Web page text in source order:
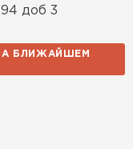
доб 3
БЛИЖАЙШЕМ